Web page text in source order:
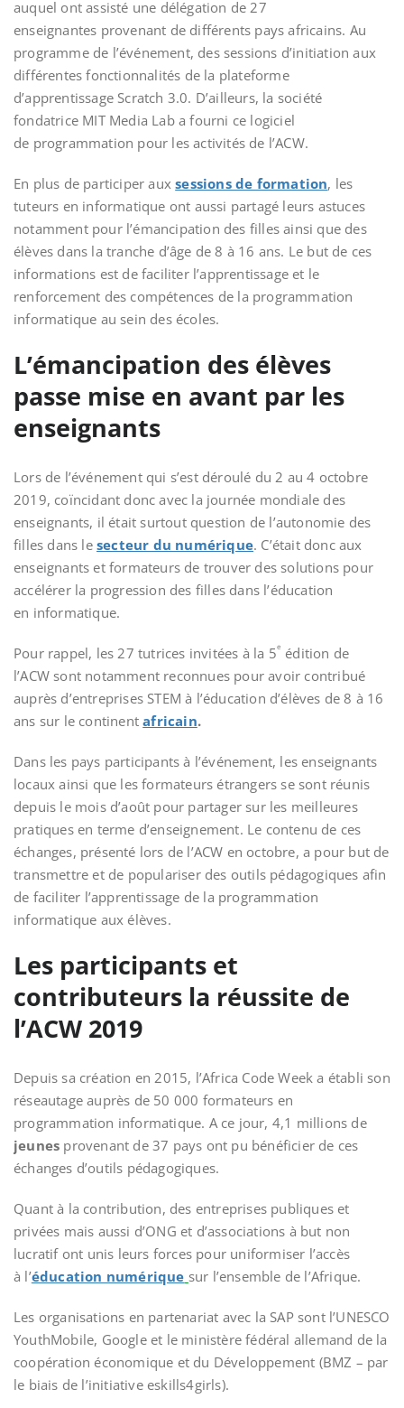
auquel ont assisté une délégation de 27
enseignantes provenant de différents pays africains. Au
programme de l’événement, des sessions d’initiation aux
différentes fonctionnalités de la plateforme
d’apprentissage Scratch 3.0. D’ailleurs, la société
fondatrice MIT Media Lab a fourni ce logiciel
de programmation pour les activités de l’ACW.
En plus de participer auxsessions de formation, les
tuteurs en informatique ont aussi partagé leurs astuces
notamment pour l’émancipation des filles ainsi que des
élèves dans la tranche d’âge de 8 à 16 ans. Le but de ces
informations est de faciliter l’apprentissage et le
renforcement des compétences de la programmation
informatique au sein des écoles.
L’émancipation des élèves
passe mise en avant par les
enseignants
Lors de l’événement qui s’est déroulé du 2 au 4 octobre
2019, coïncidant donc avec la journée mondiale des
enseignants, il était surtout question de l’autonomie des
filles dans lesecteur du numérique. C’était donc aux
enseignants et formateurs de trouver des solutions pour
accélérer la progression des filles dans l’éducation
en informatique.
Pour rappel, les 27 tutrices invitées à la 5e édition de
l’ACW sont notamment reconnues pour avoir contribué
auprès d’entreprises STEM à l’éducation d’élèves de 8 à 16
ans sur le continentafricain.
Dans les pays participants à l’événement, les enseignants
locaux ainsi que les formateurs étrangers se sont réunis
depuis le mois d’août pour partager sur les meilleures
pratiques en terme d’enseignement. Le contenu de ces
échanges, présenté lors de l’ACW en octobre, a pour but de
transmettre et de populariser des outils pédagogiques afin
de faciliter l’apprentissage de la programmation
informatique aux élèves.
Les participants et
contributeurs la réussite de
l’ACW 2019
Depuis sa création en 2015, l’Africa Code Week a établi son
réseautage auprès de 50 000 formateurs en
programmation informatique. A ce jour, 4,1 millions de
jeunes provenant de 37 pays ont pu bénéficier de ces
échanges d’outils pédagogiques.
Quant à la contribution, des entreprises publiques et
privées mais aussi d’ONG et d’associations à but non
lucratif ont unis leurs forces pour uniformiser l’accès
à l’éducation numérique sur l’ensemble de l’Afrique.
Les organisations en partenariat avec la SAP sont l’UNESCO
YouthMobile, Google et le ministère fédéral allemand de la
coopération économique et du Développement (BMZ – par
le biais de l’initiative eskills4girls).